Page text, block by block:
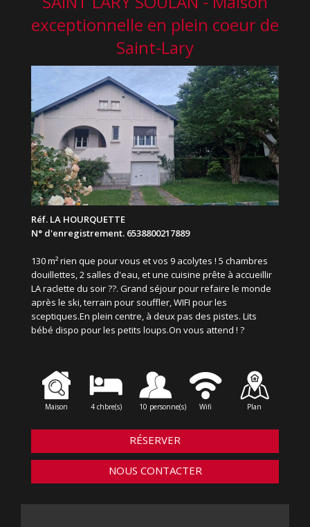
exceptionnelle en plein coeur de
Saint-Lary
Réf. LA HOURQUETTE
N° d'enregistrement. 6538800217889
130 m² rien que pour vous et vos 9 acolytes ! 5 chambres
douillettes, 2 salles d'eau, et une cuisine prête à accueillir
LA raclette du soir ??. Grand séjour pour refaire le monde
après le ski, terrain pour souffler, WIFI pour les
sceptiques.En plein centre, à deux pas des pistes. Lits
bébé dispo pour les petits loups.On vous attend ! ?
Maison 4 chbre(s) 10 personne(s) Wifi Plan
RÉSERVER
NOUS CONTACTER